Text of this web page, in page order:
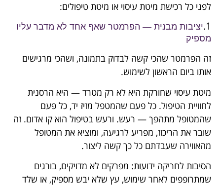
לפני כל רכישת מיטת עיסוי או מיטת טיפולים:
1. יציבות מבנית — הפרמטר שאף אחד לא מדבר עליו
מספיק
זה הפרמטר שהכי קשה לבדוק בתמונה, ושהכי מרגישים
אותו ביום הראשון לשימוש.
מיטת עיסוי שחורקת היא לא רק מטרד — היא הרסנית
לחוויית הטיפול. כל פעם שהמטפל מזיז יד, כל פעם
שהמטופל מתהפך — רעש. ורעש בטיפול הוא קו אדום. זה
שובר את הריכוז, מפריע לרגיעה, ומוציא את המטופל
מהאווירה שעבדתם כל כך קשה ליצור.
הסיבות לחריקה ידועות: מפרקים לא מדויקים, בורגים
שמתרופפים לאחר שימוש, עץ שלא יבש מספיק, או שלד